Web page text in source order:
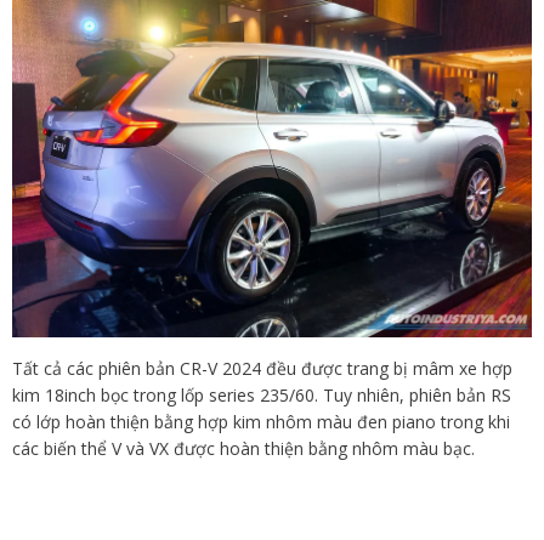
Tất cả các phiên bản CR-V 2024 đều được trang bị mâm xe hợp
kim 18inch bọc trong lốp series 235/60. Tuy nhiên, phiên bản RS
có lớp hoàn thiện bằng hợp kim nhôm màu đen piano trong khi
các biến thể V và VX được hoàn thiện bằng nhôm màu bạc.